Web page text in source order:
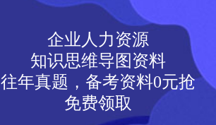
企业人力资源
知识思维导图资料
往年真题，备考资料0元抢
免费领取